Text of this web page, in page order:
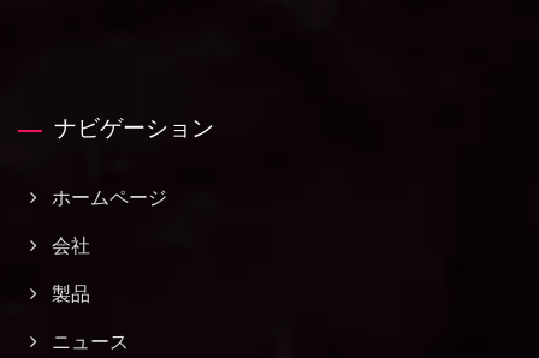
ナビゲーション
ホームページ
会社
製品
ニュース